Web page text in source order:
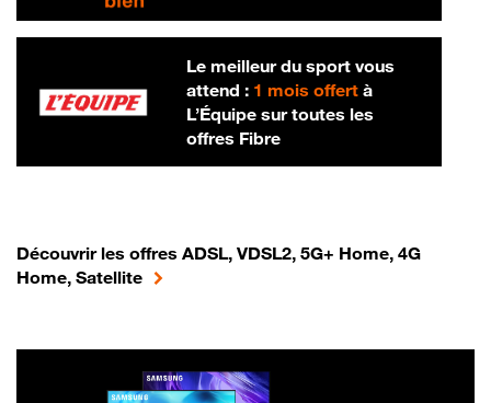
Le meilleur du sport vous
attend : 1 mois offertà
L’Équipe sur toutes les
offres Fibre
Découvrir les offres ADSL, VDSL2, 5G+ Home, 4G
Home, Satellite